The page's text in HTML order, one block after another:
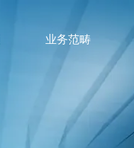
业务范畴